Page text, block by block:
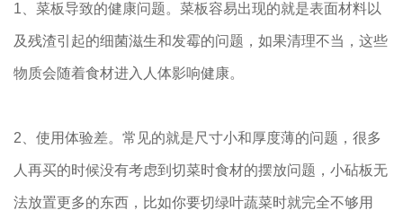
1、菜板导致的健康问题。菜板容易出现的就是表面材料以
及残渣引起的细菌滋生和发霉的问题，如果清理不当，这些
物质会随着食材进入人体影响健康。
2、使用体验差。常见的就是尺寸小和厚度薄的问题，很多
人再买的时候没有考虑到切菜时食材的摆放问题，小砧板无
法放置更多的东西，比如你要切绿叶蔬菜时就完全不够用